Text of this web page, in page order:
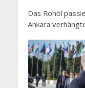
Das Rohöl
Ankara